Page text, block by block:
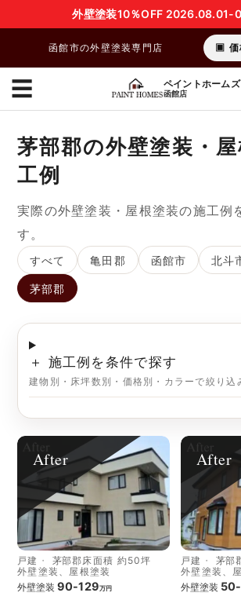
外壁塗装10％OFF 2026.08.01-
函館市の外壁塗装専門店
ペイントホームズ
函館店
☰
茅部郡の外壁塗装・
工例
実際の外壁塗装・屋根塗装の施工例
す。
すべて 亀田郡 函館市 北斗
茅部郡
＋ 施工例を条件で探す
建物別・床坪数別・価格別・カラーで絞り込
After
戸建 茅部郡床面積 約50坪
外壁塗装、屋根塗装
外壁塗装 90-129万円
After
戸建 茅部
外壁塗装、
外壁塗装